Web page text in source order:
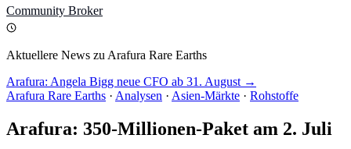
Community Broker
Aktuellere News zu Arafura Rare Earths
Arafura: Angela Bigg neue CFO ab 31. August →
Arafura Rare Earths · Analysen · Asien-Märkte · Rohstoffe
Arafura: 350-Millionen-Paket am 2. Juli